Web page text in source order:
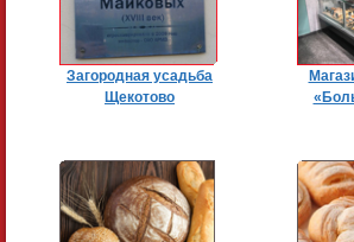
Загородная усадьба
Щекотово